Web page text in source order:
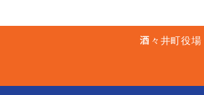
酒々井町役場